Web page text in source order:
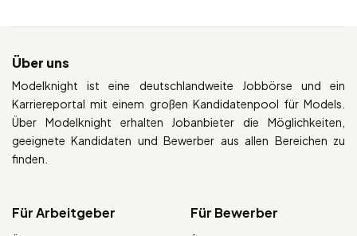
Über uns
Modelknight ist eine deutschlandweite Jobbörse und ein
Karriereportal mit einem großen Kandidatenpool für Models.
Über Modelknight erhalten Jobanbieter die Möglichkeiten,
geeignete Kandidaten und Bewerber aus allen Bereichen zu
finden.
Für Arbeitgeber Für Bewerber